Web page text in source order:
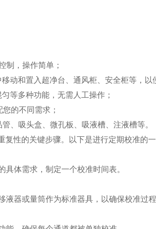
制，操作简单；
动和置入超净台、通风柜、安全柜等，以
等多种功能，无需人工操作；
的不同需求；
、吸头盒、微孔板、吸液槽、注液槽等。
性的关键步骤。以下是进行定期校准的一
体需求，制定一个校准时间表。
器或量筒作为标准器具，以确保校准过程